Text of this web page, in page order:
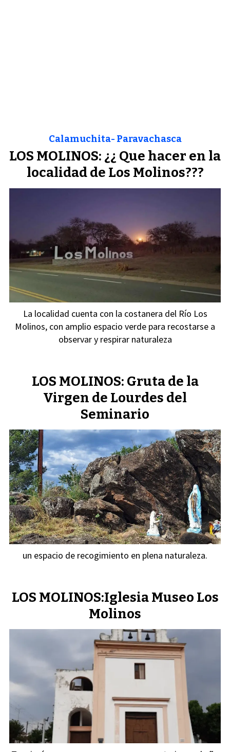
LOS MOLINOS: ¿¿ Que hacer en la
localidad de Los Molinos???
Calamuchita- Paravachasca
La localidad cuenta con la costanera del Río Los
Molinos, con amplio espacio verde para recostarse a
observar y respirar naturaleza
LOS MOLINOS: Gruta de la
Virgen de Lourdes del
Seminario
un espacio de recogimiento en plena naturaleza.
LOS MOLINOS:Iglesia Museo Los
Molinos